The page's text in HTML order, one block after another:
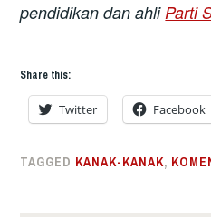
pendidikan dan ahliParti
Share this:
Twitter Facebook
TAGGED KANAK-KANAK,